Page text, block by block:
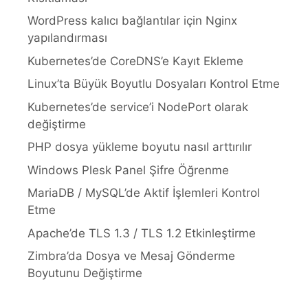
WordPress kalıcı bağlantılar için Nginx
yapılandırması
Kubernetes’de CoreDNS’e Kayıt Ekleme
Linux’ta Büyük Boyutlu Dosyaları Kontrol Etme
Kubernetes’de service’i NodePort olarak
değiştirme
PHP dosya yükleme boyutu nasıl arttırılır
Windows Plesk Panel Şifre Öğrenme
MariaDB / MySQL’de Aktif İşlemleri Kontrol
Etme
Apache’de TLS 1.3 / TLS 1.2 Etkinleştirme
Zimbra’da Dosya ve Mesaj Gönderme
Boyutunu Değiştirme